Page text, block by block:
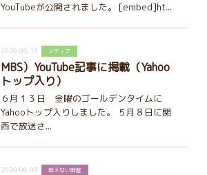
YouTubeが公開されました。 [embed]ht...
2026.06.13 メディア
MBS）YouTube記事に掲載（Yahoo
トップ入り）
６月１３日 金曜のゴールデンタイムに
Yahooトップ入りしました。 ５月８日に関
西で放送さ...
2026.06.08 教えない教室